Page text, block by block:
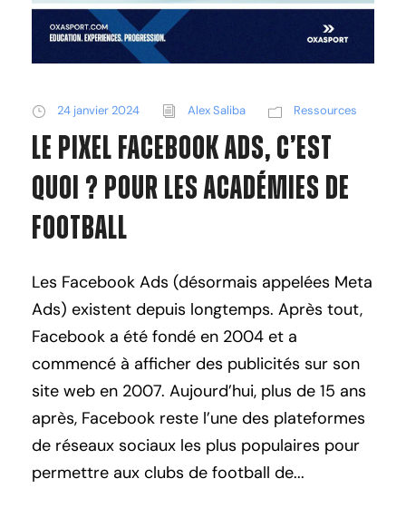
24 janvier 2024 Alex Saliba Ressources
Le Pixel Facebook Ads, C’est
Quoi ? Pour les Académies de
Football
Les Facebook Ads (désormais appelées Meta
Ads) existent depuis longtemps. Après tout,
Facebook a été fondé en 2004 et a
commencé à afficher des publicités sur son
site web en 2007. Aujourd’hui, plus de 15 ans
après, Facebook reste l’une des plateformes
de réseaux sociaux les plus populaires pour
permettre aux clubs de football de...